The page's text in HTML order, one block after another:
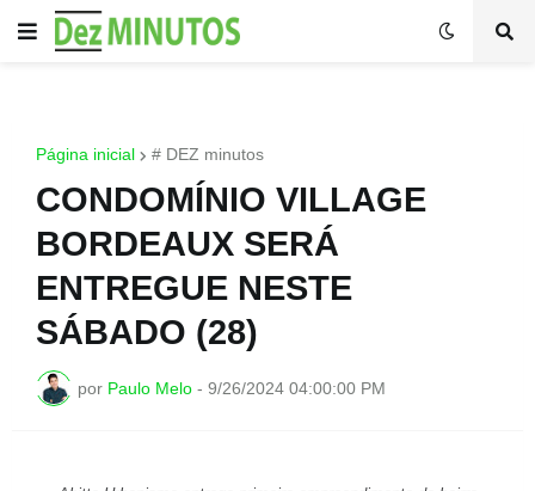
Página inicial # DEZ minutos
CONDOMÍNIO VILLAGE
BORDEAUX SERÁ
ENTREGUE NESTE
SÁBADO (28)
por Paulo Melo - 9/26/2024 04:00:00 PM